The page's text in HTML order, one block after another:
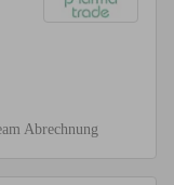
Abrechnung